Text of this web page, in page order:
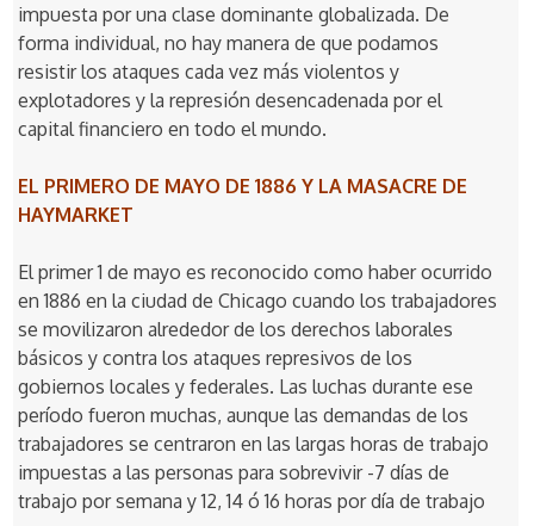
impuesta por una clase dominante globalizada. De
forma individual, no hay manera de que podamos
resistir los ataques cada vez más violentos y
explotadores y la represión desencadenada por el
capital financiero en todo el mundo.
EL PRIMERO DE MAYO DE 1886 Y LA MASACRE DE
HAYMARKET
El primer 1 de mayo es reconocido como haber ocurrido
en 1886 en la ciudad de Chicago cuando los trabajadores
se movilizaron alrededor de los derechos laborales
básicos y contra los ataques represivos de los
gobiernos locales y federales. Las luchas durante ese
período fueron muchas, aunque las demandas de los
trabajadores se centraron en las largas horas de trabajo
impuestas a las personas para sobrevivir -7 días de
trabajo por semana y 12, 14 ó 16 horas por día de trabajo